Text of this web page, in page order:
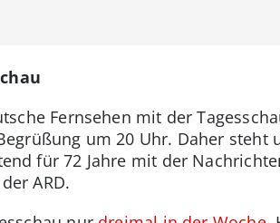
Fernsehen mit der
um 20 Uhr. Daher
für 72 Jahre mit der
ARD.